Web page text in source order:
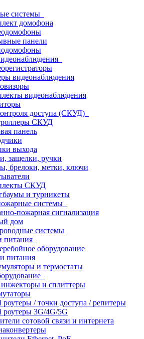
системы
домофона
панели
видеонаблюдения
видеонаблюдения
доступа (СКУД)
СКУД
панель
выхода
защелки, ручки
брелоки, метки, ключи
СКУД
и турникеты
системы
пожарная сигнализация
дом
системы
питания
оборудование
питания
и термостаты
и сплиттеры
роутеры / точки доступа / репитеры
роутеры 3G/4G/5G
сотовой связи и интернета